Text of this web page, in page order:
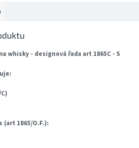
whisky - designová řada art 1865C - S
(art 1865/O.F.):